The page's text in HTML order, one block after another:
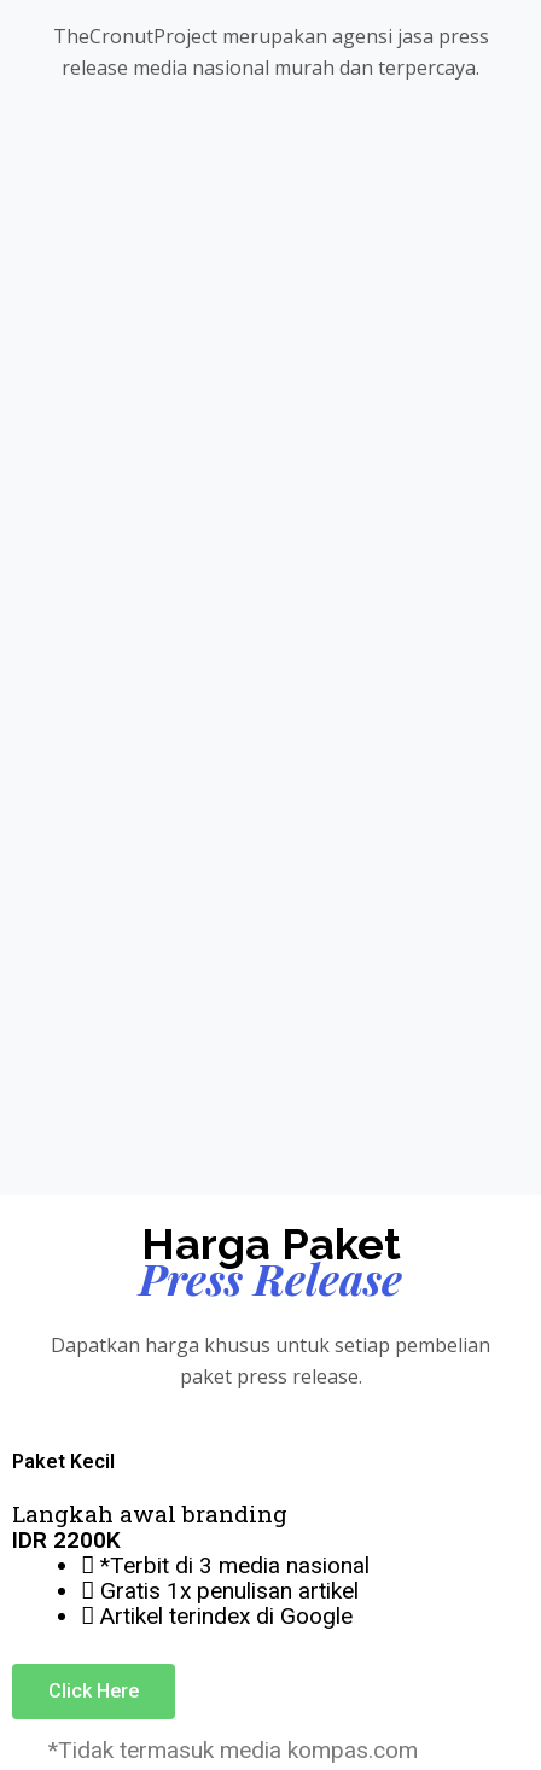
TheCronutProject merupakan agensi jasa press
release media nasional murah dan terpercaya.
Harga Paket
Press Release
Dapatkan harga khusus untuk setiap pembelian
paket press release.
Paket Kecil
Langkah awal branding
IDR 2200K
*Terbit di 3 media nasional
Gratis 1x penulisan artikel
Artikel terindex di Google
Click Here
*Tidak termasuk media kompas.com